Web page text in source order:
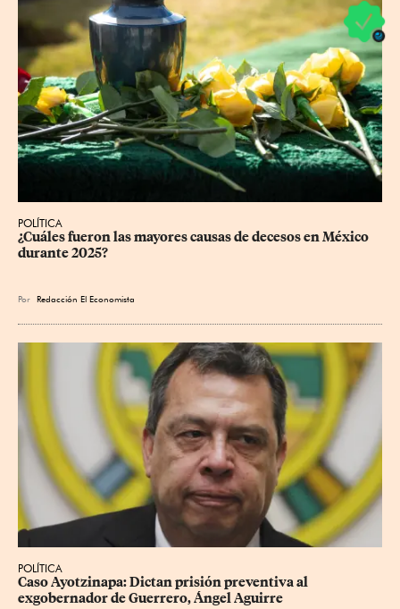
POLÍTICA
¿Cuáles fueron las mayores causas de decesos en México
durante 2025?
Por Redacción El Economista
POLÍTICA
Caso Ayotzinapa: Dictan prisión preventiva al
exgobernador de Guerrero, Ángel Aguirre